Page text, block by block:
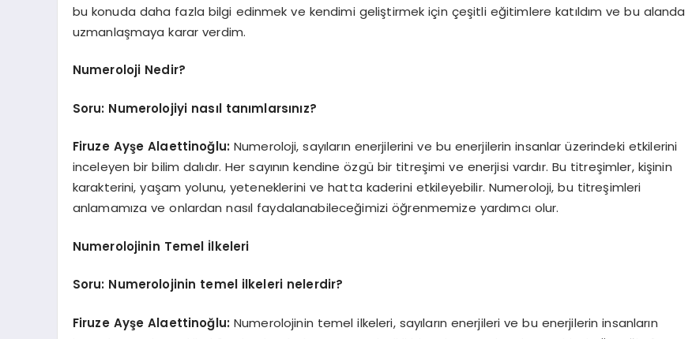
bu konuda daha fazla bilgi edinmek ve kendimi geliştirmek için çeşitli eğitimlere katıldım ve bu alanda
uzmanlaşmaya karar verdim.
Numeroloji Nedir?
Soru: Numerolojiyi nasıl tanımlarsınız?
Firuze Ayşe Alaettinoğlu: Numeroloji, sayıların enerjilerini ve bu enerjilerin insanlar üzerindeki etkilerini
inceleyen bir bilim dalıdır. Her sayının kendine özgü bir titreşimi ve enerjisi vardır. Bu titreşimler, kişinin
karakterini, yaşam yolunu, yeteneklerini ve hatta kaderini etkileyebilir. Numeroloji, bu titreşimleri
anlamamıza ve onlardan nasıl faydalanabileceğimizi öğrenmemize yardımcı olur.
Numerolojinin Temel İlkeleri
Soru: Numerolojinin temel ilkeleri nelerdir?
Firuze Ayşe Alaettinoğlu: Numerolojinin temel ilkeleri, sayıların enerjileri ve bu enerjilerin insanların